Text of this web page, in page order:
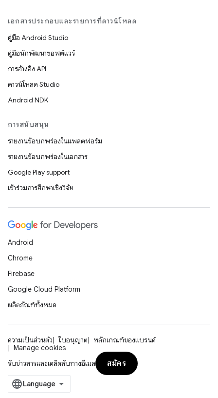
เอกสารประกอบและรายการที่ดาวน์โหลด
คู่มือ Android Studio
คู่มือนักพัฒนาซอฟต์แวร์
การอ้างอิง API
ดาวน์โหลด Studio
Android NDK
การสนับสนุน
รายงานข้อบกพร่องในแพลตฟอร์ม
รายงานข้อบกพร่องในเอกสาร
Google Play support
เข้าร่วมการศึกษาเชิงวิจัย
Android
Chrome
Firebase
Google Cloud Platform
ผลิตภัณฑ์ทั้งหมด
ความเป็นส่วนตัว ใบอนุญาต
หลักเกณฑ์ของแบรนด์
Manage cookies
รับข่าวสารและเคล็ดลับทางอีเมล
สมัคร